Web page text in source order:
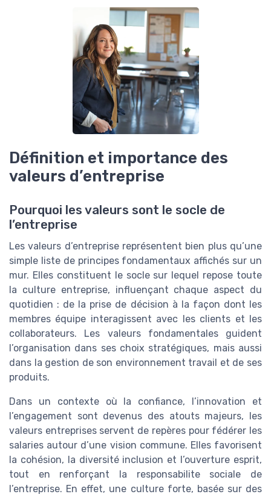
Définition et importance des
valeurs d’entreprise
Pourquoi les valeurs sont le socle de
l’entreprise
Les valeurs d’entreprise représentent bien plus qu’une
simple liste de principes fondamentaux affichés sur un
mur. Elles constituent le socle sur lequel repose toute
la culture entreprise, influençant chaque aspect du
quotidien : de la prise de décision à la façon dont les
membres équipe interagissent avec les clients et les
collaborateurs. Les valeurs fondamentales guident
l’organisation dans ses choix stratégiques, mais aussi
dans la gestion de son environnement travail et de ses
produits.
Dans un contexte où la confiance, l’innovation et
l’engagement sont devenus des atouts majeurs, les
valeurs entreprises servent de repères pour fédérer les
salaries autour d’une vision commune. Elles favorisent
la cohésion, la diversité inclusion et l’ouverture esprit,
tout en renforçant la responsabilite sociale de
l’entreprise. En effet, une culture forte, basée sur des